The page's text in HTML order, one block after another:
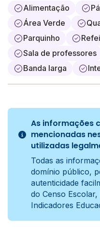
Alimentação
Área Verde
Parquinho
Sala de professores
Banda larga
As informações
mencionadas
utilizadas
Todas as
domínio público,
autenticidade
do Censo
Indicadores